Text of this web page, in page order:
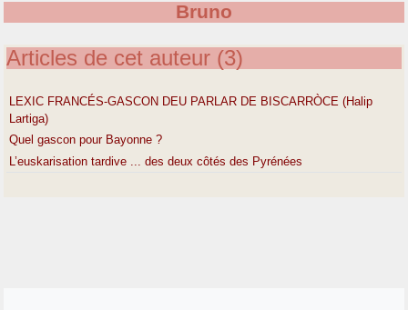
Bruno
Articles de cet auteur (3)
LEXIC FRANCÉS-GASCON DEU PARLAR DE BISCARRÒCE (Halip
Lartiga)
Quel gascon pour Bayonne ?
L’euskarisation tardive ... des deux côtés des Pyrénées